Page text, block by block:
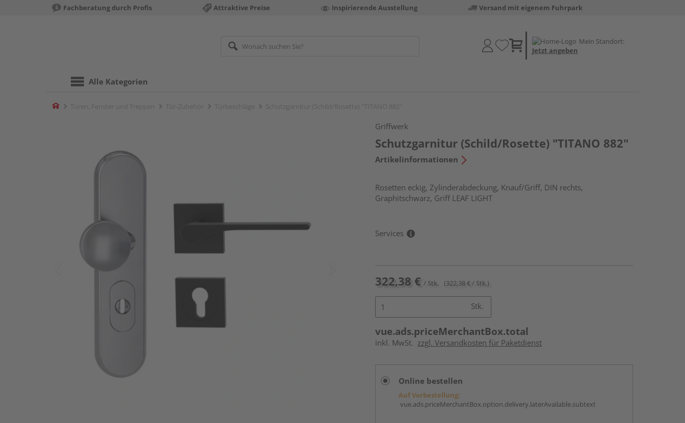
Fachberatung durch Profis Attraktive Preise Inspirierende Ausstellung Versand mit eigenem Fuhrpark
Mein Standort:
Jetzt angeben
Alle Kategorien
Home
Griffwerk
Schutzgarnitur (Schild/Rosette) "TITANO 882"
Artikelinformationen
Rosetten eckig, Zylinderabdeckung, Knauf/Griff, DIN rechts,
Graphitschwarz, Griff LEAF LIGHT
Services
322,38 € / Stk. (322,38 € / Stk.)
Stk.
vue.ads.priceMerchantBox.total
inkl. MwSt. zzgl. Versandkosten für Paketdienst
Online bestellen
Auf Vorbestellung:
vue.ads.priceMerchantBox.option.delivery.laterAvailable.subtext